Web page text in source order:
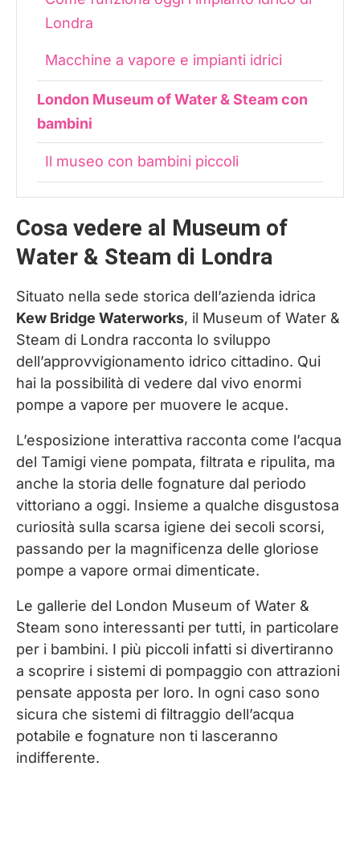
Londra
Macchine a vapore e impianti idrici
London Museum of Water & Steam con
bambini
Il museo con bambini piccoli
Info utili per visitare il London Museum
of Water & Steam
Dove mangiare nel Museum of Water &
Steam a Londra
Come raggiungere il Museum of Water
& Steam di Londra
Musei sulla rete idrica e sulle fognature
in Europa
Cosa vedere al Museum of
Water & Steam di Londra
Situato nella sede storica dell’azienda idrica
Kew Bridge Waterworks, il Museum of Water &
Steam di Londra racconta lo sviluppo
dell’approvvigionamento idrico cittadino. Qui
hai la possibilità di vedere dal vivo enormi
pompe a vapore per muovere le acque.
L’esposizione interattiva racconta come l’acqua
del Tamigi viene pompata, filtrata e ripulita, ma
anche la storia delle fognature dal periodo
vittoriano a oggi. Insieme a qualche disgustosa
curiosità sulla scarsa igiene dei secoli scorsi,
passando per la magnificenza delle gloriose
pompe a vapore ormai dimenticate.
Le gallerie del London Museum of Water &
Steam sono interessanti per tutti, in particolare
per i bambini. I più piccoli infatti si divertiranno
a scoprire i sistemi di pompaggio con attrazioni
pensate apposta per loro. In ogni caso sono
sicura che sistemi di filtraggio dell’acqua
potabile e fognature non ti lasceranno
indifferente.